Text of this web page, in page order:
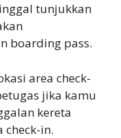
tunjukkan
boarding pass.
area check-
jika kamu
kereta
check-in.